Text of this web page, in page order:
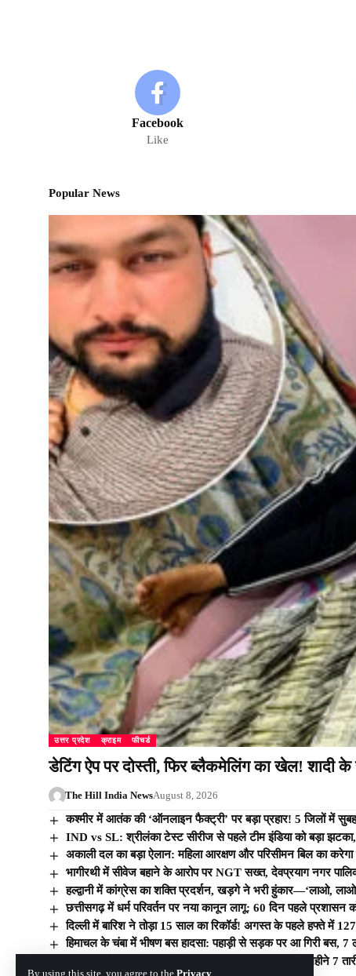
By using this site, you agree to the Privacy
Facebook
Like
Popular News
उत्तर प्रदेश क्राइम फीचर्ड
डेटिंग ऐप पर दोस्ती, फिर ब्लैकमेलिंग का खेल! शादी
The Hill India NewsAugust 8, 2026
कश्मीर में आतंक की ‘ऑनलाइन फैक्ट्री’ पर बड़ा प्रहार! 5 जिलों में
IND vs SL: श्रीलंका टेस्ट सीरीज से पहले टीम इंडिया को बड़ा
अकाली दल का बड़ा ऐलान: महिला आरक्षण और परिसीमन बिल का
भागीरथी में सीवेज बहाने के आरोप पर NGT सख्त, देवप्रयाग नगर
हल्द्वानी में कांग्रेस का शक्ति प्रदर्शन, खड़गे ने भरी हुंकार—‘लाओ,
छत्तीसगढ़ में धर्म परिवर्तन पर नया कानून लागू: 60 दिन पहले प्रशासन को
दिल्ली में बारिश ने तोड़ा 15 साल का रिकॉर्ड! अगस्त के पहले हफ्ते में
हिमाचल के चंबा में भीषण बस हादसा: पहाड़ी से सड़क पर आ गिरी बस, 7
उत्तराखंड के लाखों श्रमिकों के लिए बड़ी खुशखबरी! अब हर महीने 7